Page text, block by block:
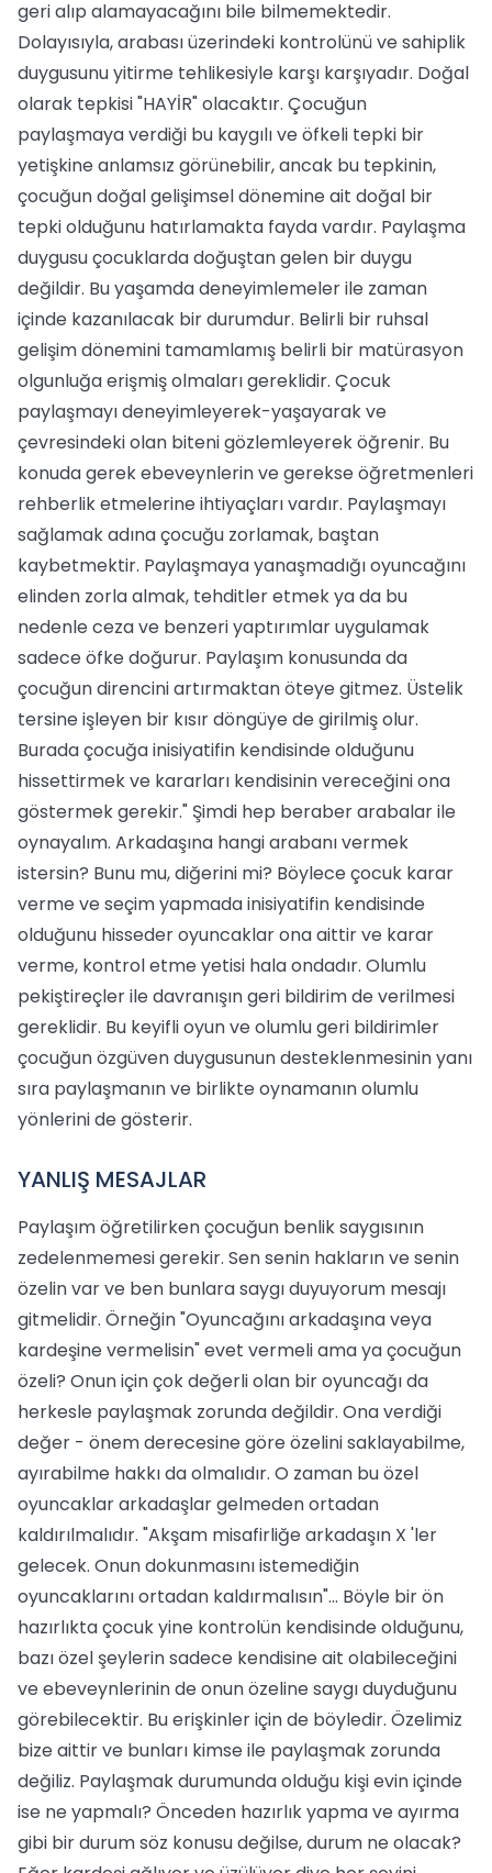
geri alıp alamayacağını bile bilmemektedir.
Dolayısıyla, arabası üzerindeki kontrolünü ve sahiplik
duygusunu yitirme tehlikesiyle karşı karşıyadır. Doğal
olarak tepkisi "HAYİR" olacaktır. Çocuğun
paylaşmaya verdiği bu kaygılı ve öfkeli tepki bir
yetişkine anlamsız görünebilir, ancak bu tepkinin,
çocuğun doğal gelişimsel dönemine ait doğal bir
tepki olduğunu hatırlamakta fayda vardır. Paylaşma
duygusu çocuklarda doğuştan gelen bir duygu
değildir. Bu yaşamda deneyimlemeler ile zaman
içinde kazanılacak bir durumdur. Belirli bir ruhsal
gelişim dönemini tamamlamış belirli bir matürasyon
olgunluğa erişmiş olmaları gereklidir. Çocuk
paylaşmayı deneyimleyerek-yaşayarak ve
çevresindeki olan biteni gözlemleyerek öğrenir. Bu
konuda gerek ebeveynlerin ve gerekse öğretmenleri
rehberlik etmelerine ihtiyaçları vardır. Paylaşmayı
sağlamak adına çocuğu zorlamak, baştan
kaybetmektir. Paylaşmaya yanaşmadığı oyuncağını
elinden zorla almak, tehditler etmek ya da bu
nedenle ceza ve benzeri yaptırımlar uygulamak
sadece öfke doğurur. Paylaşım konusunda da
çocuğun direncini artırmaktan öteye gitmez. Üstelik
tersine işleyen bir kısır döngüye de girilmiş olur.
Burada çocuğa inisiyatifin kendisinde olduğunu
hissettirmek ve kararları kendisinin vereceğini ona
göstermek gerekir." Şimdi hep beraber arabalar ile
oynayalım. Arkadaşına hangi arabanı vermek
istersin? Bunu mu, diğerini mi? Böylece çocuk karar
verme ve seçim yapmada inisiyatifin kendisinde
olduğunu hisseder oyuncaklar ona aittir ve karar
verme, kontrol etme yetisi hala ondadır. Olumlu
pekiştireçler ile davranışın geri bildirim de verilmesi
gereklidir. Bu keyifli oyun ve olumlu geri bildirimler
çocuğun özgüven duygusunun desteklenmesinin yanı
sıra paylaşmanın ve birlikte oynamanın olumlu
yönlerini de gösterir.
YANLIŞ MESAJLAR
Paylaşım öğretilirken çocuğun benlik saygısının
zedelenmemesi gerekir. Sen senin hakların ve senin
özelin var ve ben bunlara saygı duyuyorum mesajı
gitmelidir. Örneğin "Oyuncağını arkadaşına veya
kardeşine vermelisin" evet vermeli ama ya çocuğun
özeli? Onun için çok değerli olan bir oyuncağı da
herkesle paylaşmak zorunda değildir. Ona verdiği
değer - önem derecesine göre özelini saklayabilme,
ayırabilme hakkı da olmalıdır. O zaman bu özel
oyuncaklar arkadaşlar gelmeden ortadan
kaldırılmalıdır. "Akşam misafirliğe arkadaşın X 'ler
gelecek. Onun dokunmasını istemediğin
oyuncaklarını ortadan kaldırmalısın"... Böyle bir ön
hazırlıkta çocuk yine kontrolün kendisinde olduğunu,
bazı özel şeylerin sadece kendisine ait olabileceğini
ve ebeveynlerinin de onun özeline saygı duyduğunu
görebilecektir. Bu erişkinler için de böyledir. Özelimiz
bize aittir ve bunları kimse ile paylaşmak zorunda
değiliz. Paylaşmak durumunda olduğu kişi evin içinde
ise ne yapmalı? Önceden hazırlık yapma ve ayırma
gibi bir durum söz konusu değilse, durum ne olacak?